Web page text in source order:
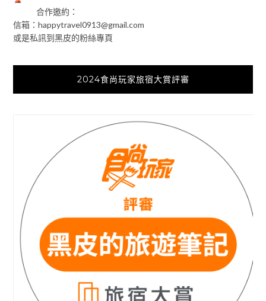
合作邀約：
信箱：happytravel0913@gmail.com
或是私訊到黑皮的粉絲專頁
2024食尚玩家旅宿大賞評審